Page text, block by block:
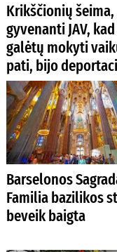
Krikščionių šeima,
gyvenanti JAV, kad
galėtų mokyti
pati, bijo
Barselonos
Familia bazilikos
beveik baigta